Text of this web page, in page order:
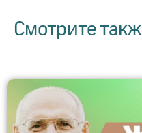
Смотрите